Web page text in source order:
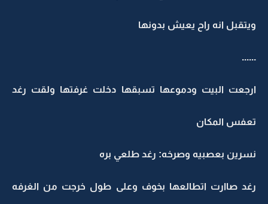
ويتقبل انه راح يعيش بدونها
......
ارجعت البيت ودموعها تسبقها دخلت غرفتها ولقت رغد
تعفس المكان
نسرين بعصبيه وصرخه: رغد طلعي بره
رغد صاارت اتطالعها بخوف وعلى طول خرجت من الغرفه